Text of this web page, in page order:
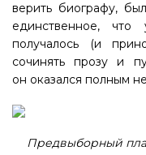
верить биографу,
единственное, что
получалось (и
сочинять прозу и
он оказался полным
Предвыборный